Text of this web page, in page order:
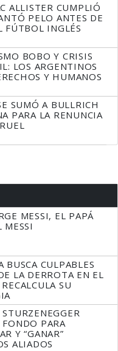
ALLISTER CUMPLIÓ
PELO ANTES DE
FÚTBOL INGLÉS
BOBO Y CRISIS
LOS ARGENTINOS
Y HUMANOS
SUMÓ A BULLRICH
PARA LA RENUNCIA
MESSI, EL PAPÁ
MESSI
BUSCA CULPABLES
LA DERROTA EN EL
SU
FONDO PARA
Y “GANAR”
ALIADOS